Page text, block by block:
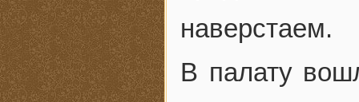
наверстаем.
В палату